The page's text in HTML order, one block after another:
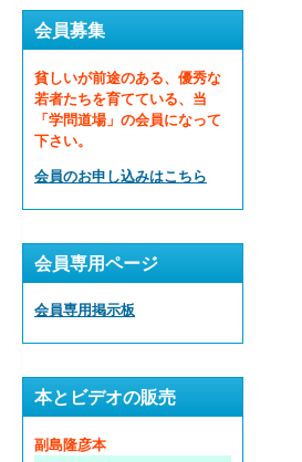
会員募集
貧しいが前途のある、優秀な
若者たちを育てている、当
「学問道場」の会員になって
下さい。
会員のお申し込みはこちら
会員専用ページ
会員専用掲示板
本とビデオの販売
副島隆彦本